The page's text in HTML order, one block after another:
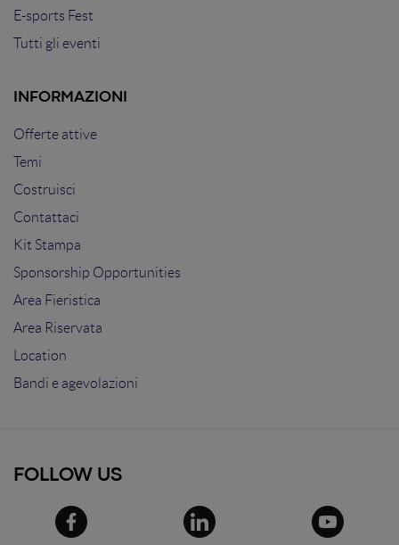
E-sports Fest
Tutti gli eventi
INFORMAZIONI
Offerte attive
Temi
Costruisci
Contattaci
Kit Stampa
Sponsorship Opportunities
Area Fieristica
Area Riservata
Location
Bandi e agevolazioni
FOLLOW US